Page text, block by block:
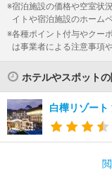
宿泊施設の価格や空室状
イトや宿泊施設のホーム
各種ポイント付与やクー
は事業者による注意事項
ホテルやスポット
白樺リゾート